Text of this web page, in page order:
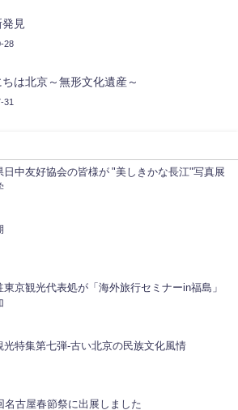
見
28
ちは北京～無形文化遺産～
31
日中友好協会の皆様が "美しきかな長江"写真展
東京観光代表処が「海外旅行セミナーin福島」
光特集第七弾-古い北京の民族文化風情
名古屋春節祭に出展しました